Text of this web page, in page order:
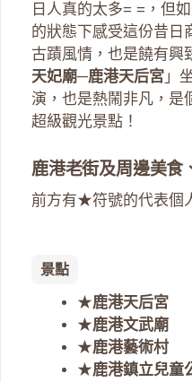
日人真的太多= =，但
的狀態下感受這份昔日
古蹟風情，也是饒有興
天妃廟─鹿港天后宮 」
演，也是熱鬧非凡，是
超級觀光景點！
鹿港老街及周邊美食
前方有★符號的代表個
景點
★鹿港天后宮
★鹿港文武廟
★鹿港藝術村
★鹿港鎮立兒童